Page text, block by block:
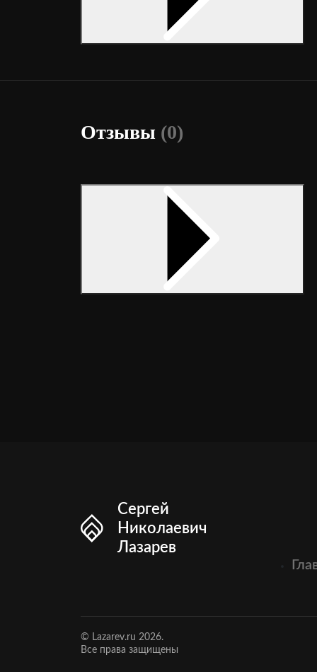
Отзывы (0)
Сергей
Николаевич
Лазарев
© Lazarev.ru 2026.
Все права защищены